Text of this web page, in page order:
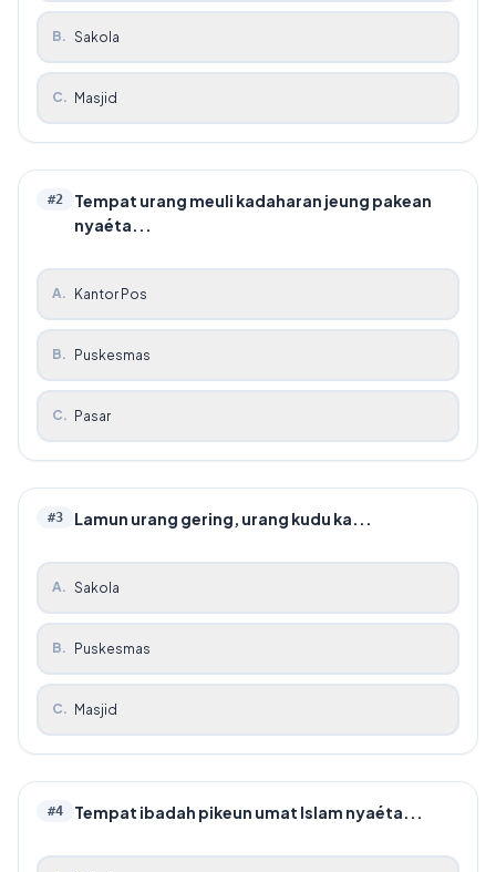
B. Sakola
C. Masjid
#2
Tempat urang meuli kadaharan jeung pakean
nyaéta...
A. Kantor Pos
B. Puskesmas
C. Pasar
#3 Lamun urang gering, urang kudu ka...
A. Sakola
B. Puskesmas
C. Masjid
#4 Tempat ibadah pikeun umat Islam nyaéta...